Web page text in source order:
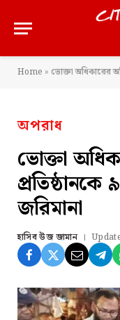
Home » ভোক্তা অধিকারের
অপরাধ
ভোক্তা
জরিমানা
হাসিব উজ জামান